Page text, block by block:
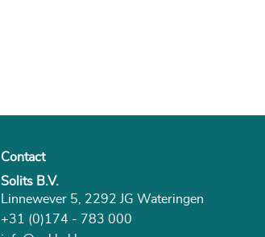
Contact
Solits B.V.
Linnewever 5, 2292 JG Wateringen
+31 (0)174 - 783 000